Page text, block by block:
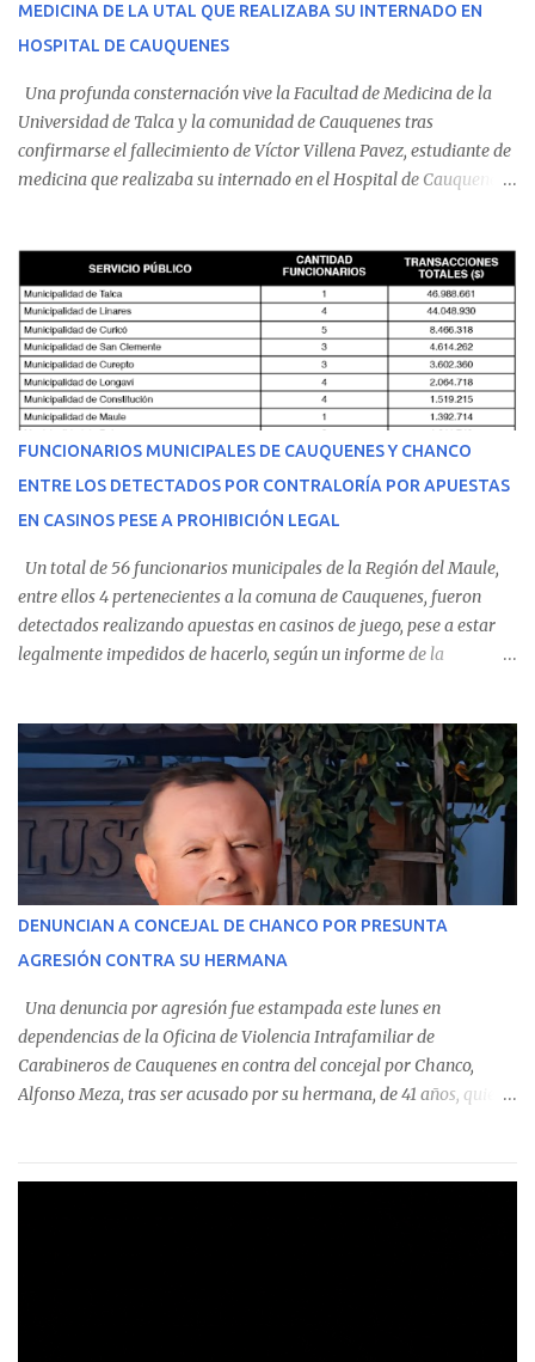
MEDICINA DE LA UTAL QUE REALIZABA SU INTERNADO EN
HOSPITAL DE CAUQUENES
Una profunda consternación vive la Facultad de Medicina de la
Universidad de Talca y la comunidad de Cauquenes tras
confirmarse el fallecimiento de Víctor Villena Pavez, estudiante de
medicina que realizaba su internado en el Hospital de Cauquenes.
malestares físicos. Dada la complejidad de su estado de salud, el
equipo médico determinó su traslado de urgencia al Hospital
Regional de Talca y dado la urgencia la ambulancia partió hacia
Talca con escolta de Carabineros. En medio del traslado, el
estudiante de medicina de 25 años, se agravó y pese a los esfuerzos
del personal de emergencia terminó falleciendo, sin alcanzar a
recibir atención especializada en el centro de destino. Apenas se
conoció la gravedad de su condición, sus padres —residentes en
Villarrica— se trasladaron a Cauquenes con la esperanza de una
evolución favorable. No obstante, alrededo...
FUNCIONARIOS MUNICIPALES DE CAUQUENES Y CHANCO
ENTRE LOS DETECTADOS POR CONTRALORÍA POR APUESTAS
EN CASINOS PESE A PROHIBICIÓN LEGAL
Un total de 56 funcionarios municipales de la Región del Maule,
entre ellos 4 pertenecientes a la comuna de Cauquenes, fueron
detectados realizando apuestas en casinos de juego, pese a estar
legalmente impedidos de hacerlo, según un informe de la
estableció que estos funcionarios —quienes administran o
custodian fondos públicos— efectuaron transacciones por un
monto total de $116.075.918 entre enero de 2024 y junio de 2025.
En el detalle regional, se indica que en la comuna de Cauquenes se
identificó a cuatro funcionarios involucrados en este tipo de
operaciones. Asimismo, se precisa que uno de los casos
corresponde a un funcionario de la Municipalidad de Chanco,
detectaron incumplimientos a la normativa vigente. El informe
precisa que la mayor cantidad de dinero apostado se registró en
Talca, donde...
DENUNCIAN A CONCEJAL DE CHANCO POR PRESUNTA
AGRESIÓN CONTRA SU HERMANA
Una denuncia por agresión fue estampada este lunes en
dependencias de la Oficina de Violencia Intrafamiliar de
Carabineros de Cauquenes en contra del concejal por Chanco,
Alfonso Meza, tras ser acusado por su hermana, de 41 años, quien
relató que los hechos ocurrieron cerca de las 11:30 horas en el